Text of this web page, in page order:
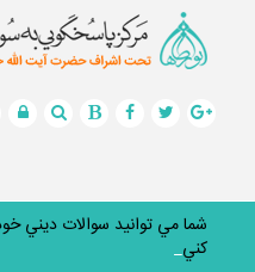
كنيد._